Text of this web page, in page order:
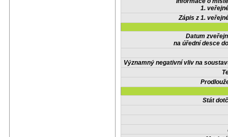
1.
Zápis z 1.
Datum
na úřední desce
Významný negativní vliv na
Stát